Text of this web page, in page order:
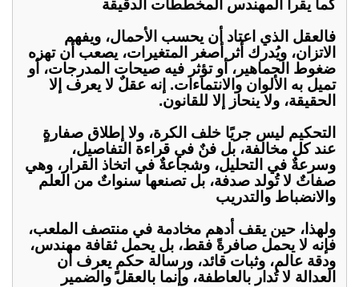
كما يقرأ المهندس المخططات الدقيقة
فالعقل الذي اعتاد أن يحسب الأحمال، ويفهم
الاتزان، ويُدرك أثر أصغر المتغيرات، يصعب أن تهزه
ضغوط الجماهير، أو تؤثر فيه صيحات المدرجات، أو
تميل به الألوان والانتماءات. إنه عقلٌ لا يعرف إلا
الحقيقة، ولا ينحاز إلا للقانون.
التحكيم ليس جريًا خلف الكرة، ولا إطلاق صفارةٍ
عند كل مخالفة، بل فنٌ في قراءة التفاصيل،
وسرعةٌ في التحليل، وشجاعةٌ في اتخاذ القرار، وهي
صفاتٌ لا تُولد صدفة، بل تصنعها سنواتٌ من العلم
والانضباط والتدريب
ولهذا، حين يقف أدهم مخادمة في منتصف الملعب،
فإنه لا يحمل صافرةً فقط، بل يحمل ثقافة مهندس،
ودقة عالم، وثبات قائد، ورسالة حكمٍ يعرف أن
العدالة لا تُدار بالعاطفة، وإنما بالعقل والضمير